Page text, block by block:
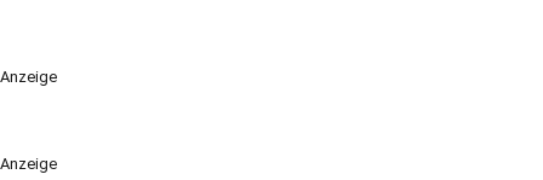
Anzeige
Anzeige